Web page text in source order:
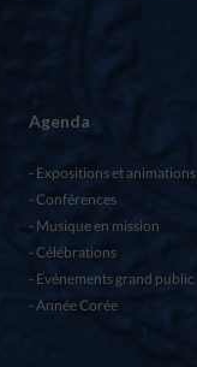
Agenda
Expositions et animations
Conférences
Musique en mission
Célébrations
Evénements grand public
Année Corée